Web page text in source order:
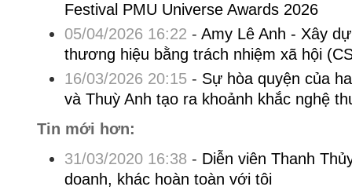
Festival PMU Universe Awards 2026
05/04/2026 16:22 - Amy Lê Anh - Xây
thương hiệu bằng trách nhiệm xã hội
16/03/2026 20:15- Sự hòa quyện của
và Thuỳ Anh tạo ra khoảnh khắc nghệ
Tin mới hơn:
31/03/2020 16:38 - Diễn viên Thanh
doanh, khác hoàn toàn với tôi